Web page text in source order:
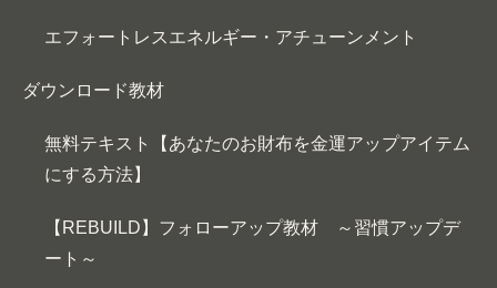
エフォートレスエネルギー・アチューンメント
ダウンロード教材
無料テキスト【あなたのお財布を金運アップアイテム
にする方法】
【REBUILD】フォローアップ教材 ～習慣アップデ
ート～